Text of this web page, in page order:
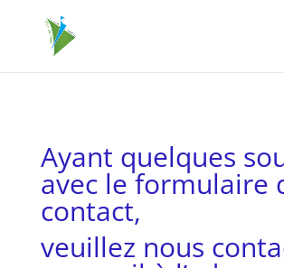
Ayant quelques
avec le formulaire
contact,
veuillez nous